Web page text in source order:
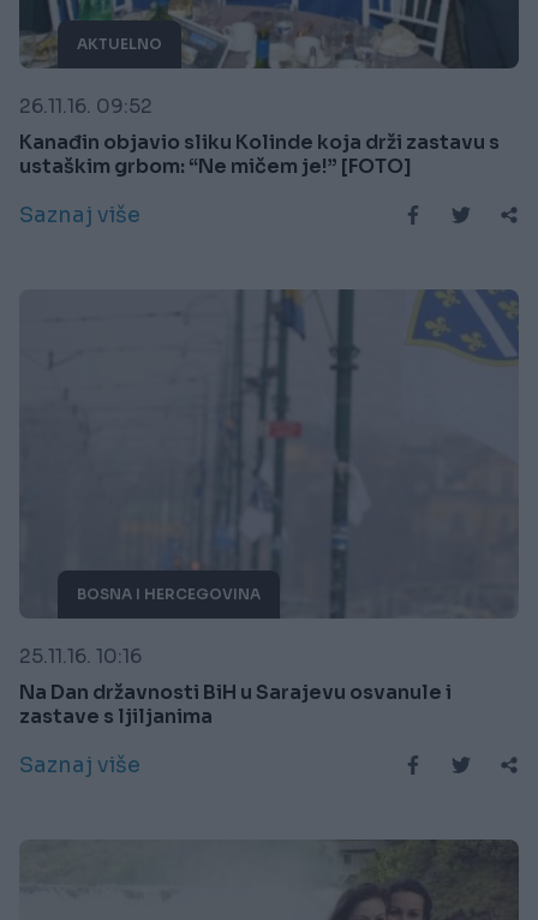
AKTUELNO
26.11.16. 09:52
Kanađin objavio sliku Kolinde koja drži zastavu s
ustaškim grbom: “Ne mičem je!” [FOTO]
Saznaj više
BOSNA I HERCEGOVINA
25.11.16. 10:16
Na Dan državnosti BiH u Sarajevu osvanule i
zastave s ljiljanima
Saznaj više